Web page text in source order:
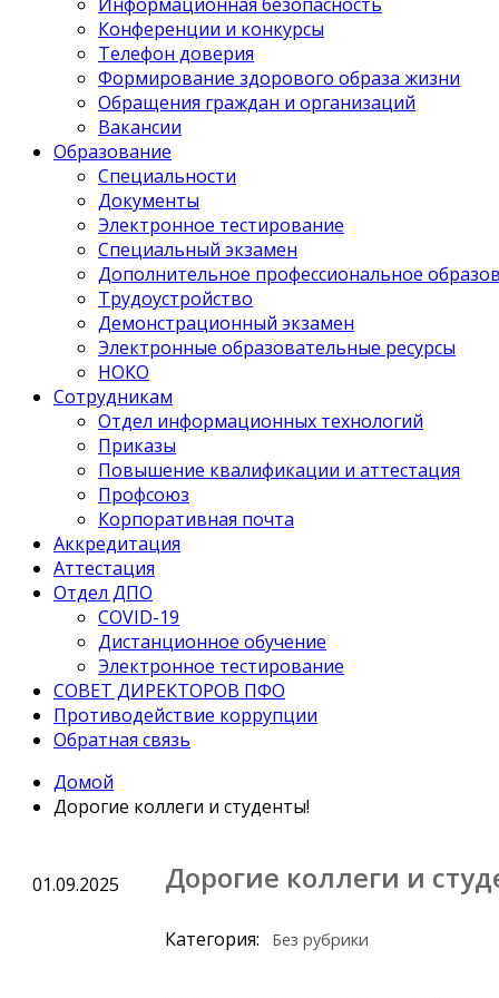
Конференции и конкурсы
Телефон доверия
Формирование здорового образа жизни
Обращения граждан и организаций
Вакансии
Образование
Специальности
Документы
Электронное тестирование
Специальный экзамен
Дополнительное профессиональное
Трудоустройство
Демонстрационный экзамен
Электронные образовательные ресурсы
НОКО
Сотрудникам
Отдел информационных технологий
Приказы
Повышение квалификации и аттестация
Профсоюз
Корпоративная почта
Аккредитация
Аттестация
Отдел ДПО
COVID-19
Дистанционное обучение
Электронное тестирование
СОВЕТ ДИРЕКТОРОВ ПФО
Противодействие коррупции
Обратная связь
Домой
Дорогие коллеги и студенты!
01.09.2025 Дорогие коллеги и
Категория: Без рубрики